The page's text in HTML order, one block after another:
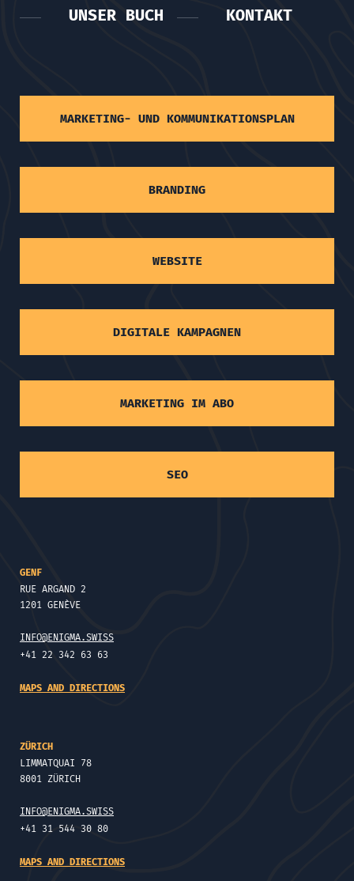
UNSER BUCH KONTAKT
MARKETING- UND KOMMUNIKATIONSPLAN
BRANDING
WEBSITE
DIGITALE KAMPAGNEN
MARKETING IM ABO
SEO
GENF
RUE ARGAND 2
1201 GENÈVE
INFO@ENIGMA.SWISS
+41 22 342 63 63
MAPS AND DIRECTIONS
ZÜRICH
LIMMATQUAI 78
8001 ZÜRICH
INFO@ENIGMA.SWISS
+41 31 544 30 80
MAPS AND DIRECTIONS